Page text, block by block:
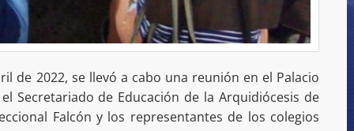
de 2022, se llevó a cabo una reunión en el Palacio
Secretariado de Educación de la Arquidiócesis de
Falcón y los representantes de los colegios